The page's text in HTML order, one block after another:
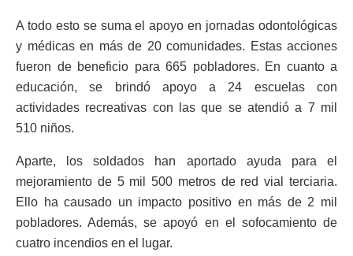
A todo esto se suma el apoyo en jornadas odontológicas
y médicas en más de 20 comunidades. Estas acciones
fueron de beneficio para 665 pobladores. En cuanto a
educación, se brindó apoyo a 24 escuelas con
actividades recreativas con las que se atendió a 7 mil
510 niños.
Aparte, los soldados han aportado ayuda para el
mejoramiento de 5 mil 500 metros de red vial terciaria.
Ello ha causado un impacto positivo en más de 2 mil
pobladores. Además, se apoyó en el sofocamiento de
cuatro incendios en el lugar.